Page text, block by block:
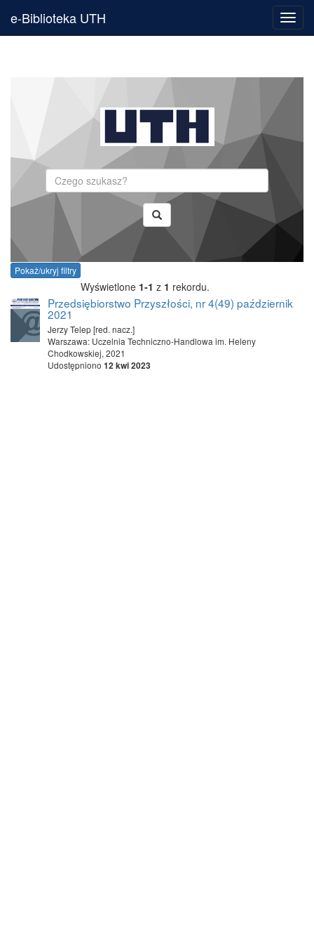
e-Biblioteka UTH
Pokaż/ukryj filtry
Wyświetlone 1-1 z 1 rekordu.
Przedsiębiorstwo Przyszłości, nr 4(49) październik
2021
Jerzy Telep [red. nacz.]
Warszawa: Uczelnia Techniczno-Handlowa im. Heleny
Chodkowskiej, 2021
Udostępniono 12 kwi 2023